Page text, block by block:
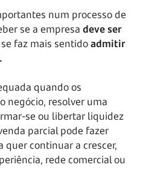
num processo de
se a empresa deve ser
faz mais sentidoadmitir
quando os
negócio, resolver uma
se ou libertar liquidez
parcial pode fazer
quer continuar a crescer,
rede comercial ou